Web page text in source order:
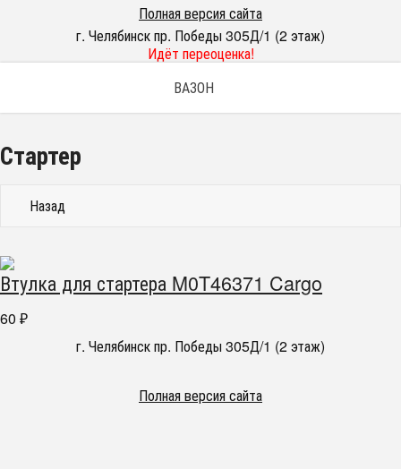
Полная версия сайта
г. Челябинск пр. Победы 305Д/1 (2 этаж)
Идёт переоценка!
ВАЗОН
Стартер
Назад
Втулка для стартера M0T46371 Cargo
60 ₽
г. Челябинск пр. Победы 305Д/1 (2 этаж)
Полная версия сайта